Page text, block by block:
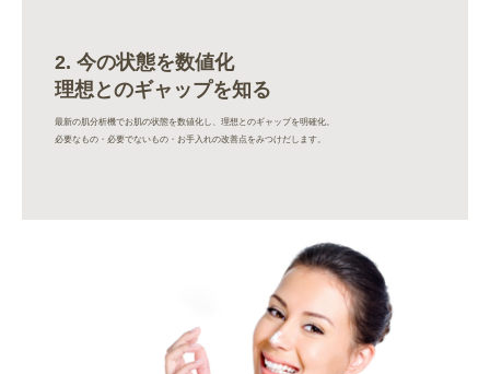
2. 今の状態を数値化
理想とのギャップを知る
最新の肌分析機でお肌の状態を数値化し、理想とのギャップを明確化。
必要なもの・必要でないもの・お手入れの改善点をみつけだします。